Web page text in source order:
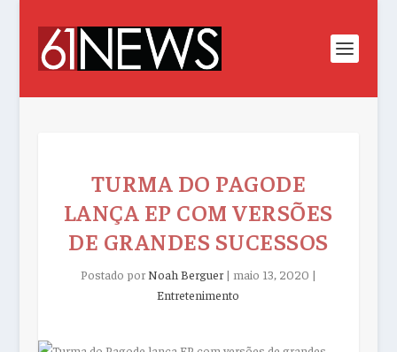
TURMA DO PAGODE
LANÇA EP COM VERSÕES
DE GRANDES SUCESSOS
Postado por Noah Berguer| maio 13, 2020 |
Entretenimento